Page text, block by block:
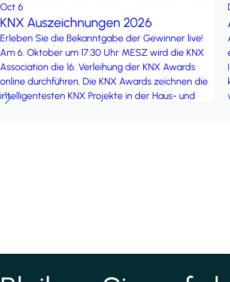
Oct 6
KNX Auszeichnungen 2026
Erleben Sie die Bekanntgabe der Gewinner live!
Am 6. Oktober um 17:30 Uhr MESZ wird die KNX
Association die 16. Verleihung der KNX Awards
online durchführen. Die KNX Awards zeichnen die
intelligentesten KNX Projekte in der Haus- und
*indicates required field